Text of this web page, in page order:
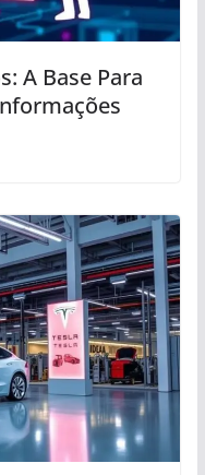
A Base Para